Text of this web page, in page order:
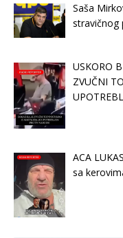
Saša
stravičnog
USKORO
ZVUČNI
ACA
sa